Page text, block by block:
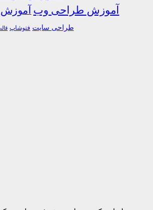
آموزش طراحی وب آموزش
طراحی سایت فتوشاپ